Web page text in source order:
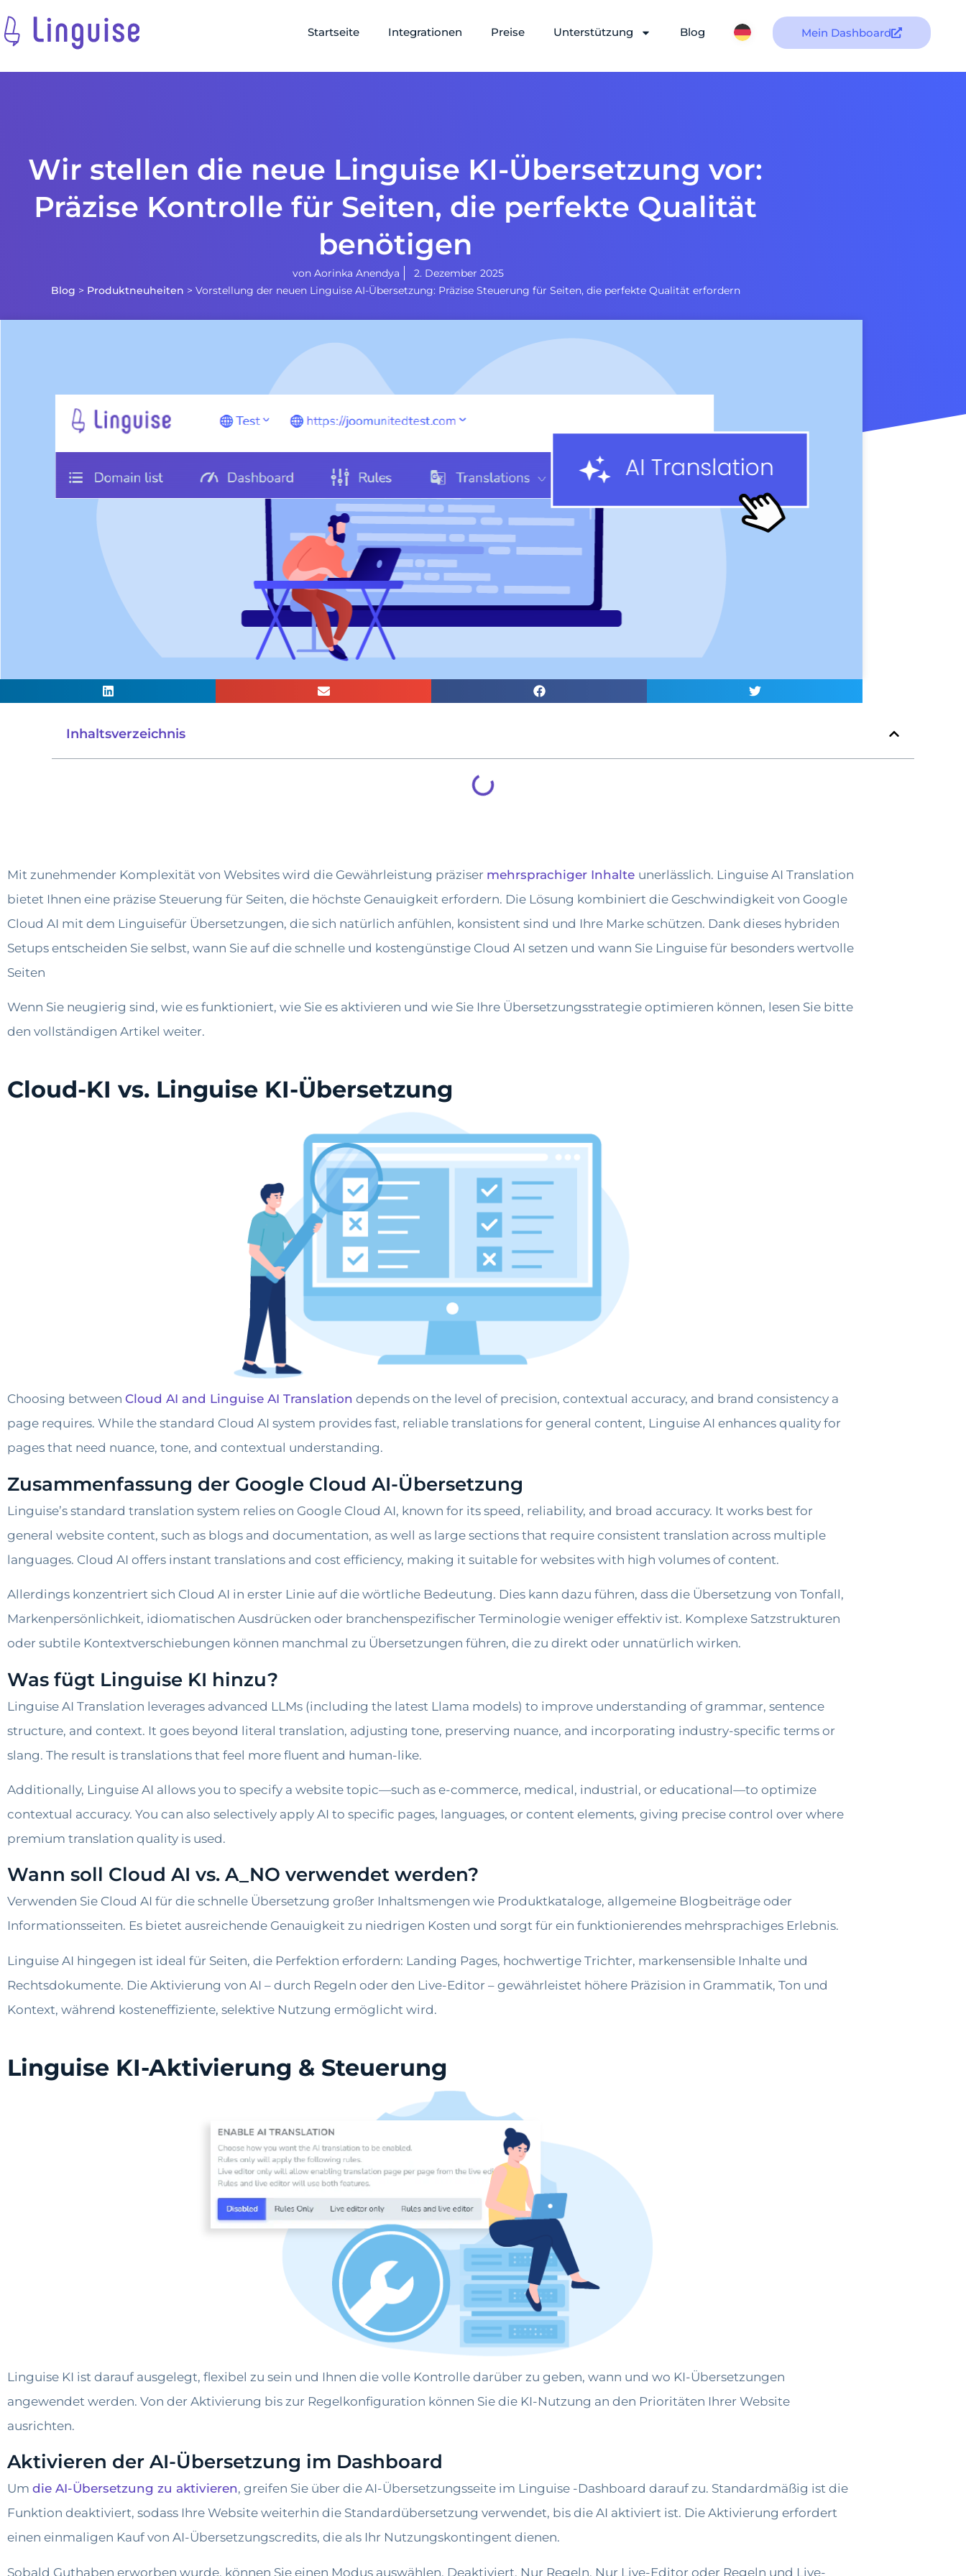
Startseite Integrationen Preise Unterstützung Blog Mein Dashboard
Wir stellen die neue Linguise KI-Übersetzung vor:
Präzise Kontrolle für Seiten, die perfekte Qualität
benötigen
von Aorinka Anendya
2. Dezember 2025
Blog > Produktneuheiten > Vorstellung der neuen Linguise AI-Übersetzung: Präzise Steuerung für Seiten, die perfekte Qualität erfordern
Inhaltsverzeichnis
Mit zunehmender Komplexität von Websites wird die Gewährleistung präziser mehrsprachiger Inhalte unerlässlich. Linguise AI Translation
bietet Ihnen eine präzise Steuerung für Seiten, die höchste Genauigkeit erfordern. Die Lösung kombiniert die Geschwindigkeit von Google
Cloud AI mit dem Linguisefür Übersetzungen, die sich natürlich anfühlen, konsistent sind und Ihre Marke schützen. Dank dieses hybriden
Setups entscheiden Sie selbst, wann Sie auf die schnelle und kostengünstige Cloud AI setzen und wann Sie Linguise für besonders wertvolle
Seiten
Wenn Sie neugierig sind, wie es funktioniert, wie Sie es aktivieren und wie Sie Ihre Übersetzungsstrategie optimieren können, lesen Sie bitte
den vollständigen Artikel weiter.
Cloud-KI vs. Linguise KI-Übersetzung
Choosing between Cloud AI and Linguise AI Translation depends on the level of precision, contextual accuracy, and brand consistency a
page requires. While the standard Cloud AI system provides fast, reliable translations for general content, Linguise AI enhances quality for
pages that need nuance, tone, and contextual understanding.
Zusammenfassung der Google Cloud AI-Übersetzung
Linguise’s standard translation system relies on Google Cloud AI, known for its speed, reliability, and broad accuracy. It works best for
general website content, such as blogs and documentation, as well as large sections that require consistent translation across multiple
languages. Cloud AI offers instant translations and cost efficiency, making it suitable for websites with high volumes of content.
Allerdings konzentriert sich Cloud AI in erster Linie auf die wörtliche Bedeutung. Dies kann dazu führen, dass die Übersetzung von Tonfall,
Markenpersönlichkeit, idiomatischen Ausdrücken oder branchenspezifischer Terminologie weniger effektiv ist. Komplexe Satzstrukturen
oder subtile Kontextverschiebungen können manchmal zu Übersetzungen führen, die zu direkt oder unnatürlich wirken.
Was fügt Linguise KI hinzu?
Linguise AI Translation leverages advanced LLMs (including the latest Llama models) to improve understanding of grammar, sentence
structure, and context. It goes beyond literal translation, adjusting tone, preserving nuance, and incorporating industry-specific terms or
slang. The result is translations that feel more fluent and human-like.
Additionally, Linguise AI allows you to specify a website topic—such as e-commerce, medical, industrial, or educational—to optimize
contextual accuracy. You can also selectively apply AI to specific pages, languages, or content elements, giving precise control over where
premium translation quality is used.
Wann soll Cloud AI vs. A_NO verwendet werden?
Verwenden Sie Cloud AI für die schnelle Übersetzung großer Inhaltsmengen wie Produktkataloge, allgemeine Blogbeiträge oder
Informationsseiten. Es bietet ausreichende Genauigkeit zu niedrigen Kosten und sorgt für ein funktionierendes mehrsprachiges Erlebnis.
Linguise AI hingegen ist ideal für Seiten, die Perfektion erfordern: Landing Pages, hochwertige Trichter, markensensible Inhalte und
Rechtsdokumente. Die Aktivierung von AI – durch Regeln oder den Live-Editor – gewährleistet höhere Präzision in Grammatik, Ton und
Kontext, während kosteneffiziente, selektive Nutzung ermöglicht wird.
Linguise KI-Aktivierung & Steuerung
Linguise KI ist darauf ausgelegt, flexibel zu sein und Ihnen die volle Kontrolle darüber zu geben, wann und wo KI-Übersetzungen
angewendet werden. Von der Aktivierung bis zur Regelkonfiguration können Sie die KI-Nutzung an den Prioritäten Ihrer Website
ausrichten.
Aktivieren der AI-Übersetzung im Dashboard
Um die AI-Übersetzung zu aktivieren, greifen Sie über die AI-Übersetzungsseite im Linguise -Dashboard darauf zu. Standardmäßig ist die
Funktion deaktiviert, sodass Ihre Website weiterhin die Standardübersetzung verwendet, bis die AI aktiviert ist. Die Aktivierung erfordert
einen einmaligen Kauf von AI-Übersetzungscredits, die als Ihr Nutzungskontingent dienen.
Sobald Guthaben erworben wurde, können Sie einen Modus auswählen, Deaktiviert, Nur Regeln, Nur Live-Editor oder Regeln und Live-